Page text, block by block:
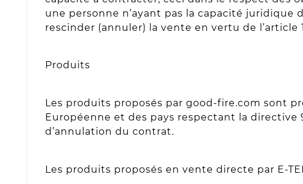
une personne n’ayant pas la capacité
rescinder (annuler) la vente en vertu de l’article
Produits
Les produits proposés par good-fire.com sont
Européenne et des pays respectant la
d’annulation du contrat.
Les produits proposés en vente directe par E-